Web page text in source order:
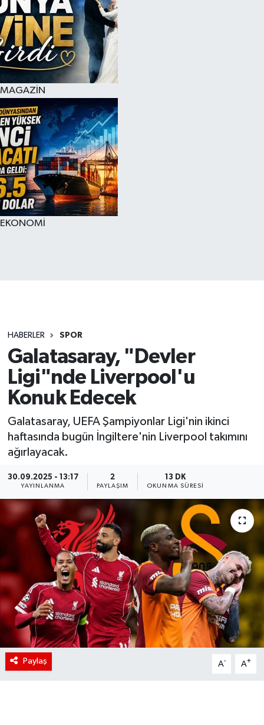
MAGAZİN
EKONOMİ
HABERLER SPOR
Galatasaray, "Devler
Ligi"nde Liverpool'u
Konuk Edecek
Galatasaray, UEFA Şampiyonlar Ligi'nin ikinci
haftasında bugün İngiltere'nin Liverpool takımını
ağırlayacak.
30.09.2025 - 13:17
YAYINLANMA
2
PAYLAŞIM
13 DK
OKUNMA SÜRESI
Paylaş A- A+